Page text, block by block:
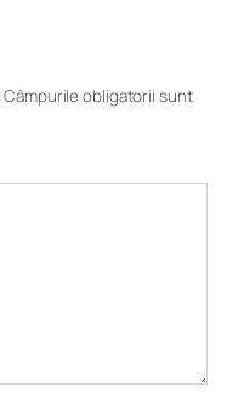
Câmpurile obligatorii sunt